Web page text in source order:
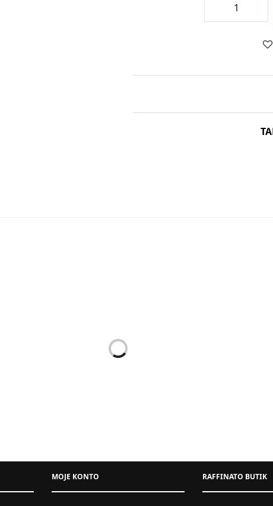
169,00zł 399,00zł
M L XL XXL
MOJE KONTO RAFFINATO BUTIK